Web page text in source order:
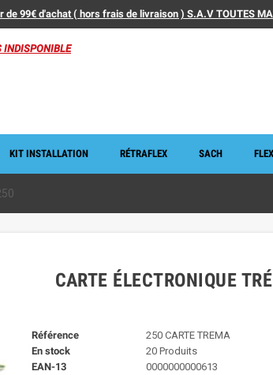
de 99€ d'achat ( hors frais de livraison ) S.A.V TOUTES
INDISPONIBLE
KIT INSTALLATION RÉTRAFLEX SACH
CARTE ÉLECTRONIQUE
Référence
250 CARTE TREMA
En stock
20 Produits
EAN-13
0000000000613